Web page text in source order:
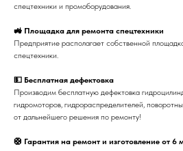
спецтехники и промоборудования.
🚜 Площадка для ремонта спецтехники
Предприятие располагает собственной
спецтехники.
💵 Бесплатная дефектовка
Производим бесплатную дефектовка
гидромоторов, гидрораспределителей,
от дальнейшего решения по ремонту!
🛟 Гарантия на ремонт и изготовление от 6